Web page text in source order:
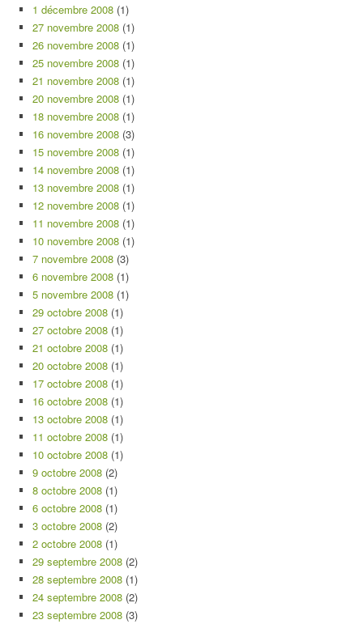
1 décembre 2008 (1)
27 novembre 2008 (1)
26 novembre 2008 (1)
25 novembre 2008 (1)
21 novembre 2008 (1)
20 novembre 2008 (1)
18 novembre 2008 (1)
16 novembre 2008 (3)
15 novembre 2008 (1)
14 novembre 2008 (1)
13 novembre 2008 (1)
12 novembre 2008 (1)
11 novembre 2008 (1)
10 novembre 2008 (1)
7 novembre 2008 (3)
6 novembre 2008 (1)
5 novembre 2008 (1)
29 octobre 2008 (1)
27 octobre 2008 (1)
21 octobre 2008 (1)
20 octobre 2008 (1)
17 octobre 2008 (1)
16 octobre 2008 (1)
13 octobre 2008 (1)
11 octobre 2008 (1)
10 octobre 2008 (1)
9 octobre 2008 (2)
8 octobre 2008 (1)
6 octobre 2008 (1)
3 octobre 2008 (2)
2 octobre 2008 (1)
29 septembre 2008 (2)
28 septembre 2008 (1)
24 septembre 2008 (2)
23 septembre 2008 (3)